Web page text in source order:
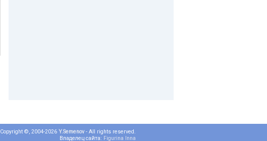
Copyright ©, 2004-2026 Y.Semenov - All rights reserved.
Владелец сайта: Figurina Inna